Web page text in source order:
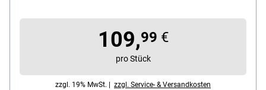
Kabellänge: 2,5 m, Material: aus widerstandsfähigem
Polyethylen, Gewicht: ca. 800 g, Farbe: weiß, Maße:
109,99 €
pro Stück
zzgl. 19% MwSt. | zzgl. Service- & Versandkosten